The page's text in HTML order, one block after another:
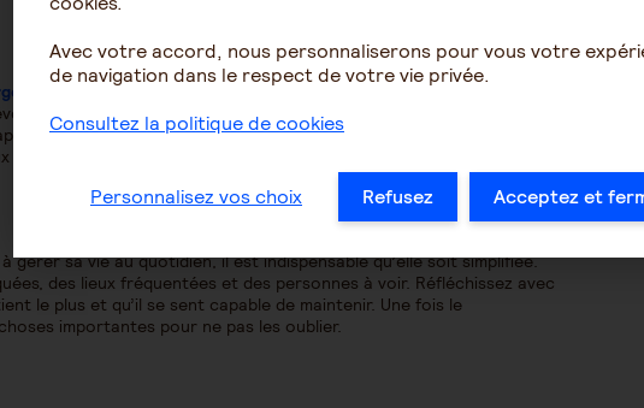
, vous aideront à déterminer si le logement actuel est
en place pour le sécuriser : supprimer les tapis ou les
privilégier une douche italienne à la baignoire, installer des
faciliter l’orientation avec des pictogrammes, des lumières
sa vie au quotidien, il est indispensable qu’elle soit simplifiée.
des lieux fréquentées et des personnes à voir. Réfléchissez avec
le plus et qu’il se sent capable de maintenir. Une fois le
importantes pour ne pas les oublier.
Avec votre accord, nous personnaliserons pour vous votre
de navigation dans le respect de votre vie privée.
Consultez la politique de cookies
Personnalisez vos choix Refusez Acceptez et